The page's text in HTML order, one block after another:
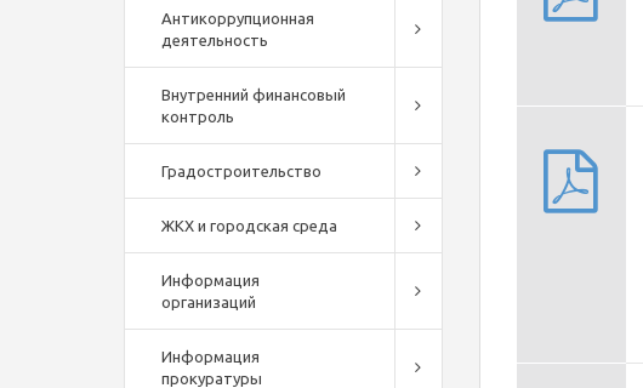
Антикоррупционная
деятельность
Внутренний финансовый
контроль
Градостроительство
ЖКХ и городская среда
Информация
организаций
Информация
прокуратуры